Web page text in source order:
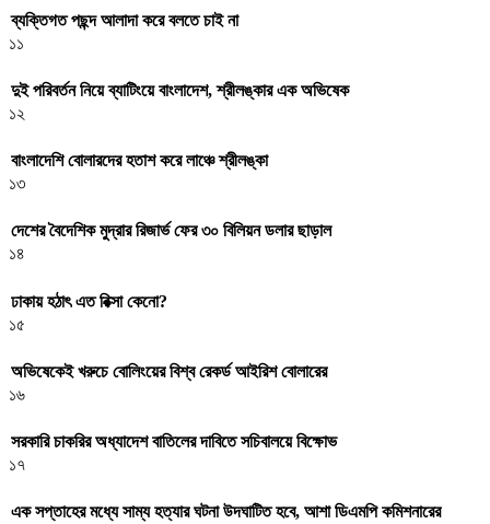
ব্যক্তিগত পছন্দ আলাদা করে বলতে চাই না
১১
দুই পরিবর্তন নিয়ে ব্যাটিংয়ে বাংলাদেশ, শ্রীলঙ্কার এক অভিষেক
১২
বাংলাদেশি বোলারদের হতাশ করে লাঞ্চে শ্রীলঙ্কা
১৩
দেশের বৈদেশিক মুদ্রার রিজার্ভ ফের ৩০ বিলিয়ন ডলার ছাড়াল
১৪
ঢাকায় হঠাৎ এত রিক্সা কেনো?
১৫
অভিষেকেই খরুচে বোলিংয়ের বিশ্ব রেকর্ড আইরিশ বোলারের
১৬
সরকারি চাকরির অধ্যাদেশ বাতিলের দাবিতে সচিবালয়ে বিক্ষোভ
১৭
এক সপ্তাহের মধ্যে সাম্য হত্যার ঘটনা উদঘাটিত হবে, আশা ডিএমপি কমিশনারের